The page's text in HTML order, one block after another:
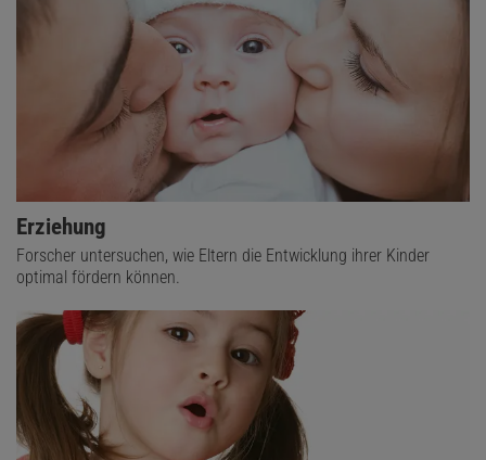
Erziehung
Forscher untersuchen, wie Eltern die Entwicklung ihrer Kinder
optimal fördern können.